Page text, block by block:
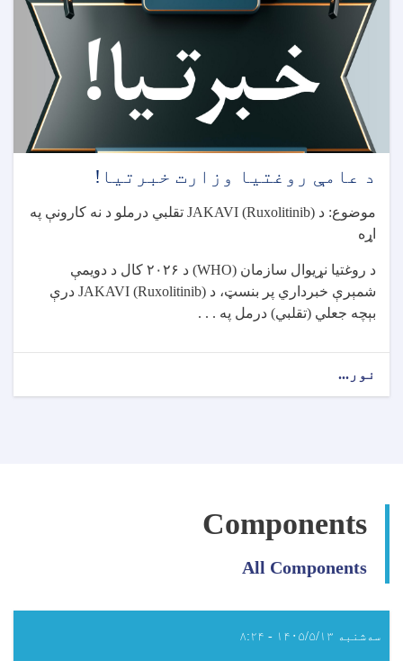
لیکنې
د عامې روغتیا وزارت خبرتیا!
موضوع: د JAKAVI (Ruxolitinib) تقلبي درملو د نه کارونې په
اړه
د روغتیا نړیوال سازمان (WHO) د ۲۰۲۶ کال د دویمې
شمېرې خبرداري پر بنسټ، د JAKAVI (Ruxolitinib) درې
بېچه جعلي (تقلبي) درمل په . . .
نور...
Components
All Components
سه‌شنبه ۱۴۰۵/۵/۱۳ - ۸:۲۴